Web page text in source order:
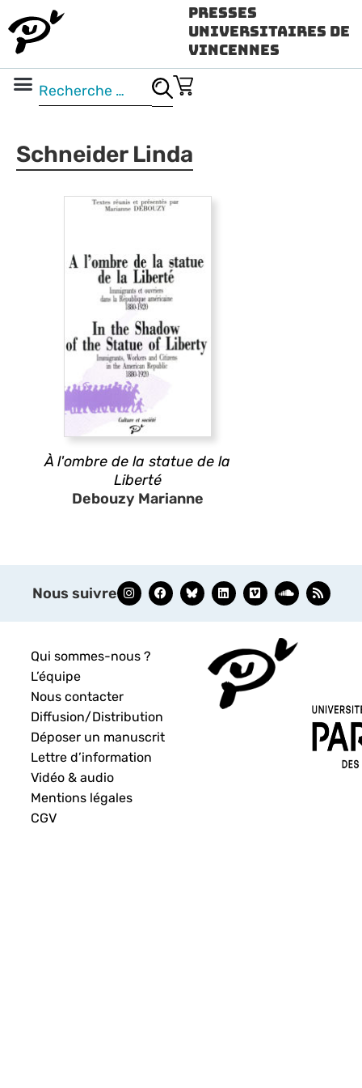
Presses
Universitaires de
Vincennes
Schneider Linda
À l'ombre de la statue de la
Liberté
Debouzy Marianne
Nous suivre
Qui sommes-nous ?
L’équipe
Nous contacter
Diffusion/Distribution
Déposer un manuscrit
Lettre d’information
Vidéo & audio
Mentions légales
CGV